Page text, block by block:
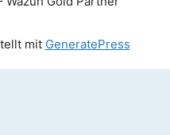
mit GeneratePress